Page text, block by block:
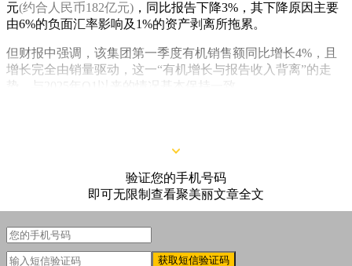
元(约合人民币182亿元) ，同比报告下降3%，其下降原因主要
由6%的负面汇率影响及1%的资产剥离所拖累。
但财报中强调，该集团第一季度有机销售额同比增长4%，且
增长完全由销量驱动，这一“有机增长与报告收入背离”的走
势，与2025年Q1以来的情况基本保持一致。
验证您的手机号码
即可无限制查看聚美丽文章全文
获取短信验证码